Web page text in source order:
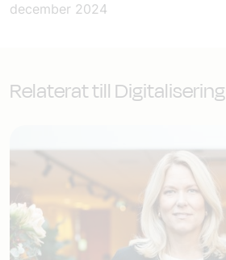
december 2024
Relaterat till Digitalisering